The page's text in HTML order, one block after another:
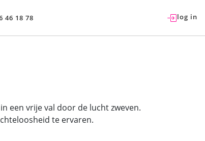
46 18 78 log in
een vrije val door de lucht zweven.
te ervaren.